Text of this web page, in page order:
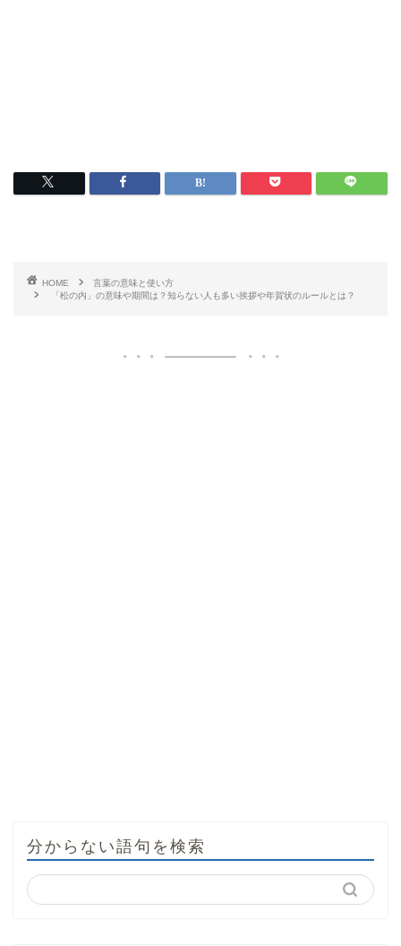
HOME
言葉の意味と使い方
「松の内」の意味や期間は？知らない人も多い挨拶や年賀状のルールとは？
分からない語句を検索